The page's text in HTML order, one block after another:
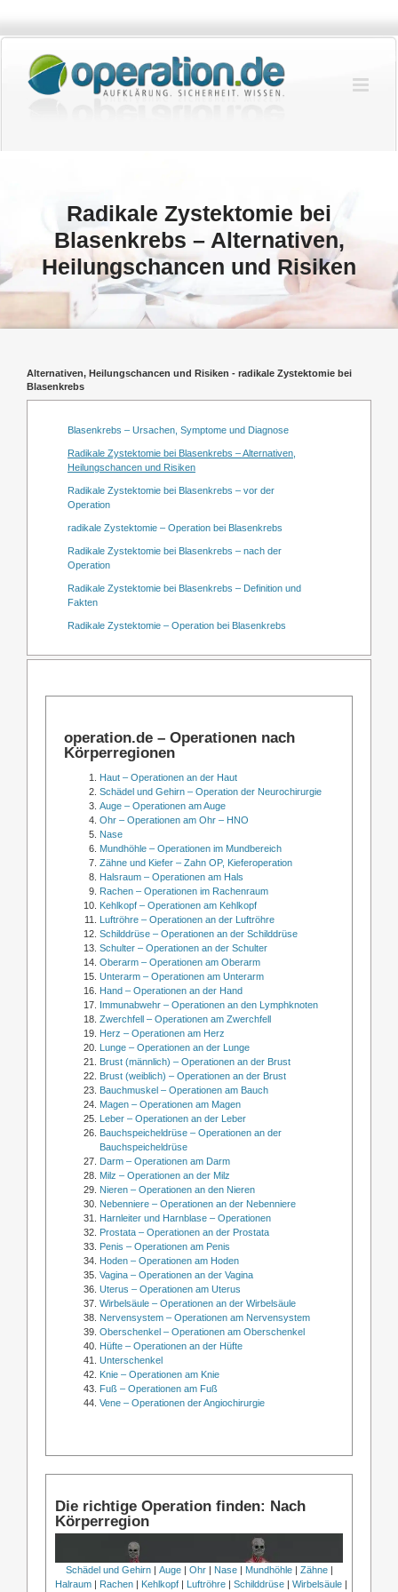
springen
Radikale Zystektomie bei
Blasenkrebs – Alternativen,
Heilungschancen und Risiken
Alternativen, Heilungschancen und Risiken - radikale Zystektomie bei
Blasenkrebs
Blasenkrebs – Ursachen, Symptome und Diagnose
Radikale Zystektomie bei Blasenkrebs – Alternativen,
Heilungschancen und Risiken
Radikale Zystektomie bei Blasenkrebs – vor der
Operation
radikale Zystektomie – Operation bei Blasenkrebs
Radikale Zystektomie bei Blasenkrebs – nach der
Operation
Radikale Zystektomie bei Blasenkrebs – Definition und
Fakten
Radikale Zystektomie – Operation bei Blasenkrebs
operation.de – Operationen nach
Körperregionen
Haut – Operationen an der Haut
Schädel und Gehirn – Operation der Neurochirurgie
Auge – Operationen am Auge
Ohr – Operationen am Ohr – HNO
Nase
Mundhöhle – Operationen im Mundbereich
Zähne und Kiefer – Zahn OP, Kieferoperation
Halsraum – Operationen am Hals
Rachen – Operationen im Rachenraum
Kehlkopf – Operationen am Kehlkopf
Luftröhre – Operationen an der Luftröhre
Schilddrüse – Operationen an der Schilddrüse
Schulter – Operationen an der Schulter
Oberarm – Operationen am Oberarm
Unterarm – Operationen am Unterarm
Hand – Operationen an der Hand
Immunabwehr – Operationen an den Lymphknoten
Zwerchfell – Operationen am Zwerchfell
Herz – Operationen am Herz
Lunge – Operationen an der Lunge
Brust (männlich) – Operationen an der Brust
Brust (weiblich) – Operationen an der Brust
Bauchmuskel – Operationen am Bauch
Magen – Operationen am Magen
Leber – Operationen an der Leber
Bauchspeicheldrüse – Operationen an der
Bauchspeicheldrüse
Darm – Operationen am Darm
Milz – Operationen an der Milz
Nieren – Operationen an den Nieren
Nebenniere – Operationen an der Nebenniere
Harnleiter und Harnblase – Operationen
Prostata – Operationen an der Prostata
Penis – Operationen am Penis
Hoden – Operationen am Hoden
Vagina – Operationen an der Vagina
Uterus – Operationen am Uterus
Wirbelsäule – Operationen an der Wirbelsäule
Nervensystem – Operationen am Nervensystem
Oberschenkel – Operationen am Oberschenkel
Hüfte – Operationen an der Hüfte
Unterschenkel
Knie – Operationen am Knie
Fuß – Operationen am Fuß
Vene – Operationen der Angiochirurgie
Die richtige Operation finden: Nach
Körperregion
Schädel und Gehirn| Auge| Ohr| Nase| Mundhöhle| Zähne|
Halraum
Rachen Kehlkopf Luftröhre Schilddrüse Wirbelsäule